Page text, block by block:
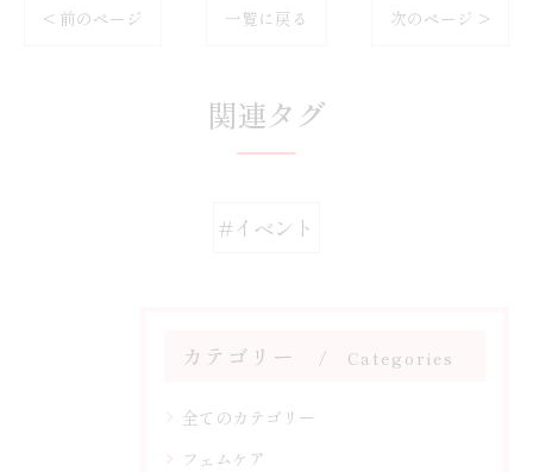
< 前のページ 一覧に戻る 次のページ >
関連タグ
#イベント
カテゴリー Categories
全てのカテゴリー
フェムケア